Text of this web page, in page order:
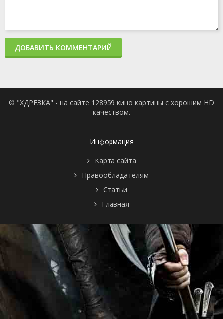
ДОБАВИТЬ КОММЕНТАРИЙ
© "ХДРЕЗКА" - на сайте 128959 кино картины с хорошим HD
качеством.
Информация
Карта сайта
Правообладателям
Статьи
Главная